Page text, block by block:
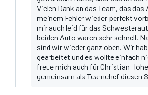
Vielen Dank an das Team, das das
meinem Fehler wieder perfekt
mir auch leid für das
beiden Auto waren sehr schnell.
sind wir wieder ganz oben. Wir
gearbeitet und es wollte einfach
freue mich auch für Christian
gemeinsam als Teamchef diesen